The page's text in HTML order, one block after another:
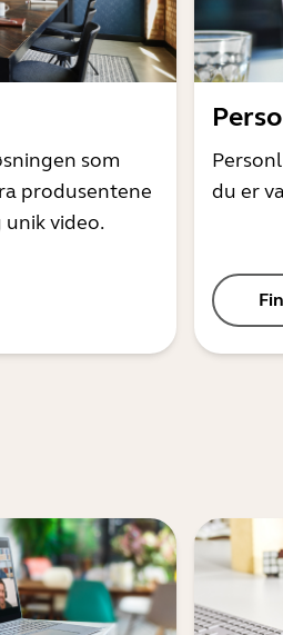
som
produsentene
unik video.
du er